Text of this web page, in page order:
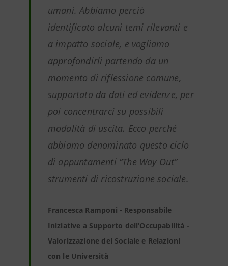
umani. Abbiamo perciò
identificato alcuni temi rilevanti e
a impatto sociale, e vogliamo
approfondirli partendo da un
momento di riflessione comune,
supportato da dati ed evidenze, per
poi concentrarci su possibili
modalità di uscita. Ecco perché
abbiamo denominato questo ciclo
di appuntamenti “The Way Out”
strumenti di ricostruzione sociale.
Francesca Ramponi - Responsabile
Iniziative a Supporto dell’Occupabilità -
Valorizzazione del Sociale e Relazioni
con le Università